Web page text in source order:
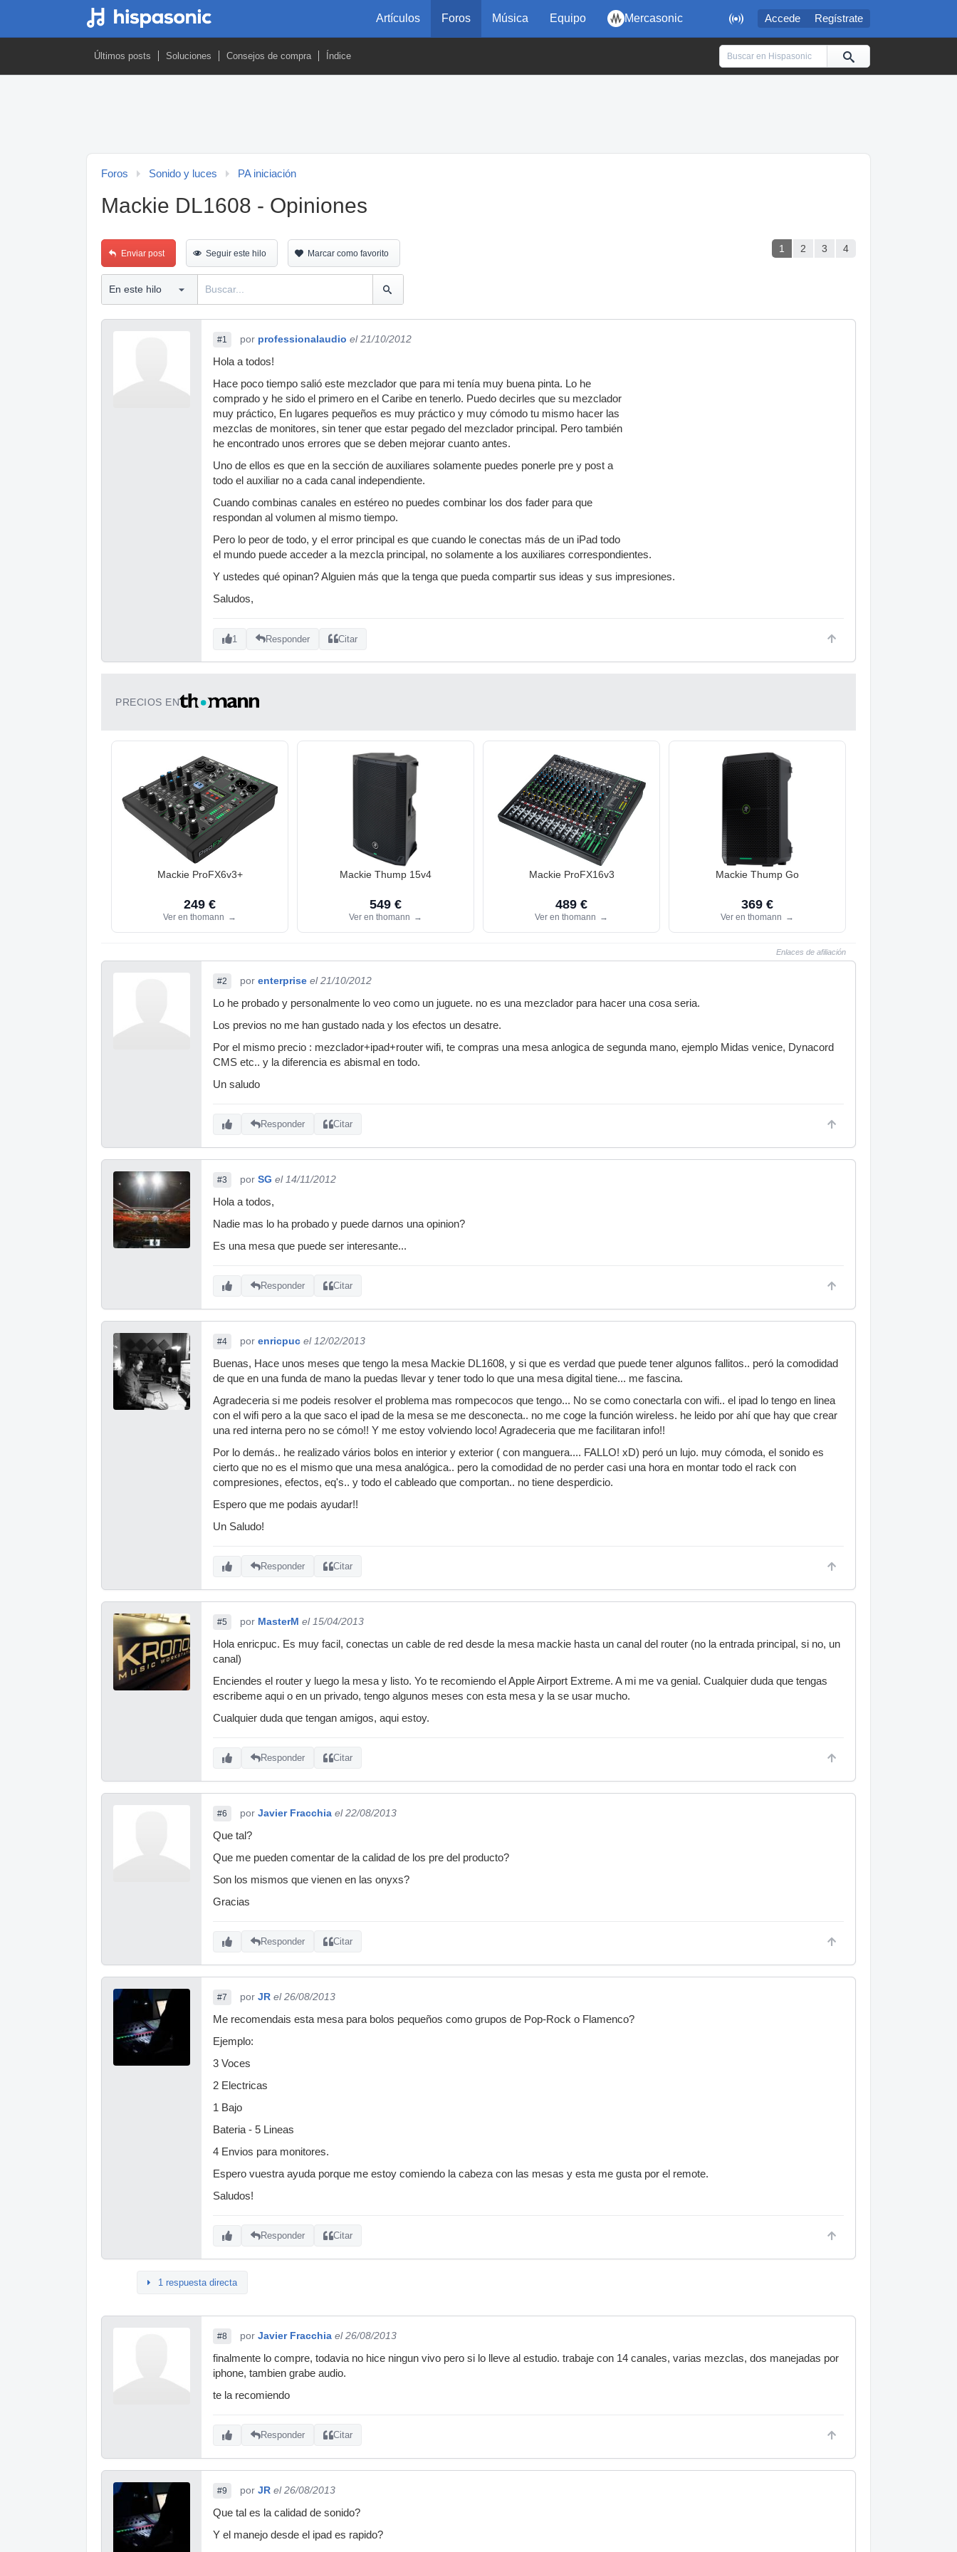
 Accede Regístrate
Artículos Foros Música Equipo Mercasonic
Últimos posts Soluciones Consejos de compra Índice
Foros Sonido y luces PA iniciación
Mackie DL1608 - Opiniones
1 2 3 4
Enviar post Seguir este hilo Marcar como favorito
#1 por professionalaudio el 21/10/2012
Hola a todos!
Hace poco tiempo salió este mezclador que para mi tenía muy buena pinta. Lo he
comprado y he sido el primero en el Caribe en tenerlo. Puedo decirles que su mezclador
muy práctico, En lugares pequeños es muy práctico y muy cómodo tu mismo hacer las
mezclas de monitores, sin tener que estar pegado del mezclador principal. Pero también
he encontrado unos errores que se deben mejorar cuanto antes.
Uno de ellos es que en la sección de auxiliares solamente puedes ponerle pre y post a
todo el auxiliar no a cada canal independiente.
Cuando combinas canales en estéreo no puedes combinar los dos fader para que
respondan al volumen al mismo tiempo.
Pero lo peor de todo, y el error principal es que cuando le conectas más de un iPad todo
el mundo puede acceder a la mezcla principal, no solamente a los auxiliares correspondientes.
Y ustedes qué opinan? Alguien más que la tenga que pueda compartir sus ideas y sus impresiones.
Saludos,
1 Responder Citar
PRECIOS EN
Mackie ProFX6v3+
249 €
Ver en thomann →
Mackie Thump 15v4
549 €
Ver en thomann →
Mackie ProFX16v3
489 €
Ver en thomann →
Mackie Thump Go
369 €
Ver en thomann →
Enlaces de afiliación
#2 por enterprise el 21/10/2012
Lo he probado y personalmente lo veo como un juguete. no es una mezclador para hacer una cosa seria.
Los previos no me han gustado nada y los efectos un desatre.
Por el mismo precio : mezclador+ipad+router wifi, te compras una mesa anlogica de segunda mano, ejemplo Midas venice, Dynacord
CMS etc.. y la diferencia es abismal en todo.
Un saludo
Responder Citar
#3 por SG el 14/11/2012
Hola a todos,
Nadie mas lo ha probado y puede darnos una opinion?
Es una mesa que puede ser interesante...
Responder Citar
#4 por enricpuc el 12/02/2013
Buenas, Hace unos meses que tengo la mesa Mackie DL1608, y si que es verdad que puede tener algunos fallitos.. peró la comodidad
de que en una funda de mano la puedas llevar y tener todo lo que una mesa digital tiene... me fascina.
Agradeceria si me podeis resolver el problema mas rompecocos que tengo... No se como conectarla con wifi.. el ipad lo tengo en linea
con el wifi pero a la que saco el ipad de la mesa se me desconecta.. no me coge la función wireless. he leido por ahí que hay que crear
una red interna pero no se cómo!! Y me estoy volviendo loco! Agradeceria que me facilitaran info!!
Por lo demás.. he realizado vários bolos en interior y exterior ( con manguera.... FALLO! xD) peró un lujo. muy cómoda, el sonido es
cierto que no es el mismo que una mesa analógica.. pero la comodidad de no perder casi una hora en montar todo el rack con
compresiones, efectos, eq's.. y todo el cableado que comportan.. no tiene desperdicio.
Espero que me podais ayudar!!
Un Saludo!
Responder Citar
#5 por MasterM el 15/04/2013
Hola enricpuc. Es muy facil, conectas un cable de red desde la mesa mackie hasta un canal del router (no la entrada principal, si no, un
canal)
Enciendes el router y luego la mesa y listo. Yo te recomiendo el Apple Airport Extreme. A mi me va genial. Cualquier duda que tengas
escribeme aqui o en un privado, tengo algunos meses con esta mesa y la se usar mucho.
Cualquier duda que tengan amigos, aqui estoy.
Responder Citar
#6 por Javier Fracchia el 22/08/2013
Que tal?
Que me pueden comentar de la calidad de los pre del producto?
Son los mismos que vienen en las onyxs?
Gracias
Responder Citar
#7 por JR el 26/08/2013
Me recomendais esta mesa para bolos pequeños como grupos de Pop-Rock o Flamenco?
Ejemplo:
3 Voces
2 Electricas
1 Bajo
Bateria - 5 Lineas
4 Envios para monitores.
Espero vuestra ayuda porque me estoy comiendo la cabeza con las mesas y esta me gusta por el remote.
Saludos!
Responder Citar
1 respuesta directa
#8 por Javier Fracchia el 26/08/2013
finalmente lo compre, todavia no hice ningun vivo pero si lo lleve al estudio. trabaje con 14 canales, varias mezclas, dos manejadas por
iphone, tambien grabe audio.
te la recomiendo
Responder Citar
#9 por JR el 26/08/2013
Que tal es la calidad de sonido?
Y el manejo desde el ipad es rapido?